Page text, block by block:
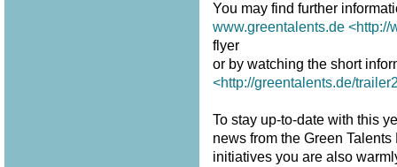
You may find further
www.greentalents.de <http://
flyer
or by watching the short
<http://greentalents.de/
To stay up-to-date with this
news from the Green
initiatives you are also